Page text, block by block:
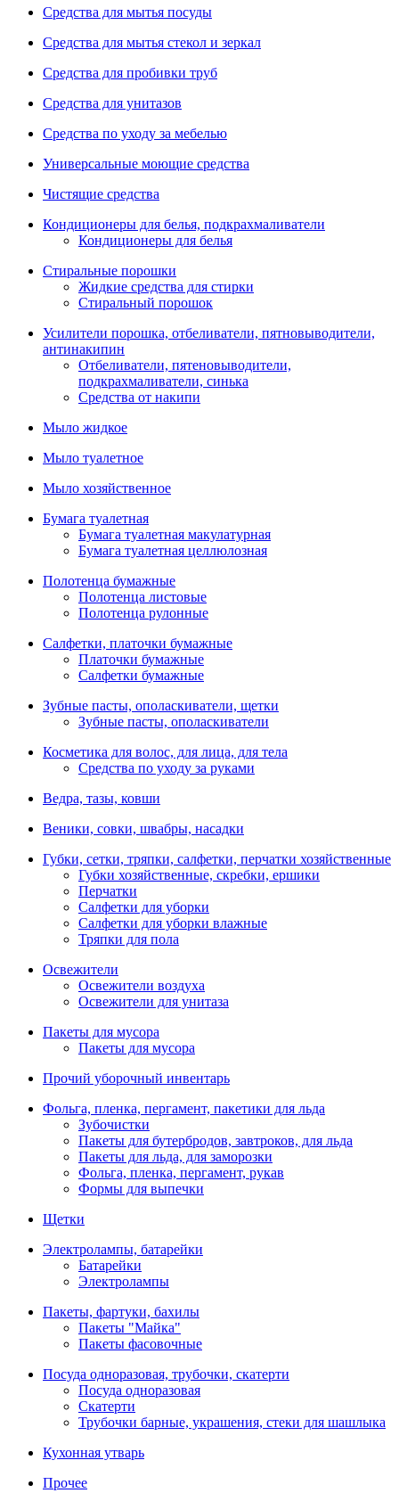
Средства для мытья посуды
Средства для мытья стекол и зеркал
Средства для пробивки труб
Средства для унитазов
Средства по уходу за мебелью
Универсальные моющие средства
Чистящие средства
Кондиционеры для белья, подкрахмаливатели
Кондиционеры для белья
Стиральные порошки
Жидкие средства для стирки
Стиральный порошок
Усилители порошка, отбеливатели, пятновыводители,
антинакипин
Отбеливатели, пятеновыводители,
подкрахмаливатели, синька
Средства от накипи
Мыло жидкое
Мыло туалетное
Мыло хозяйственное
Бумага туалетная
Бумага туалетная макулатурная
Бумага туалетная целлюлозная
Полотенца бумажные
Полотенца листовые
Полотенца рулонные
Салфетки, платочки бумажные
Платочки бумажные
Салфетки бумажные
Зубные пасты, ополаскиватели, щетки
Зубные пасты, ополаскиватели
Косметика для волос, для лица, для тела
Средства по уходу за руками
Ведра, тазы, ковши
Веники, совки, швабры, насадки
Губки, сетки, тряпки, салфетки, перчатки хозяйственные
Губки хозяйственные, скребки, ершики
Перчатки
Салфетки для уборки
Салфетки для уборки влажные
Тряпки для пола
Освежители
Освежители воздуха
Освежители для унитаза
Пакеты для мусора
Пакеты для мусора
Прочий уборочный инвентарь
Фольга, пленка, пергамент, пакетики для льда
Зубочистки
Пакеты для бутербродов, завтроков, для льда
Пакеты для льда, для заморозки
Фольга, пленка, пергамент, рукав
Формы для выпечки
Щетки
Электролампы, батарейки
Батарейки
Электролампы
Пакеты, фартуки, бахилы
Пакеты "Майка"
Пакеты фасовочные
Посуда одноразовая, трубочки, скатерти
Посуда одноразовая
Скатерти
Трубочки барные, украшения, стеки для шашлыка
Кухонная утварь
Прочее